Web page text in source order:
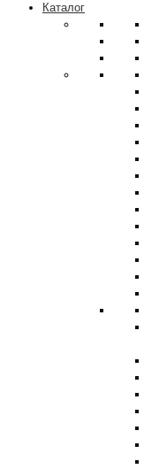
Каталог